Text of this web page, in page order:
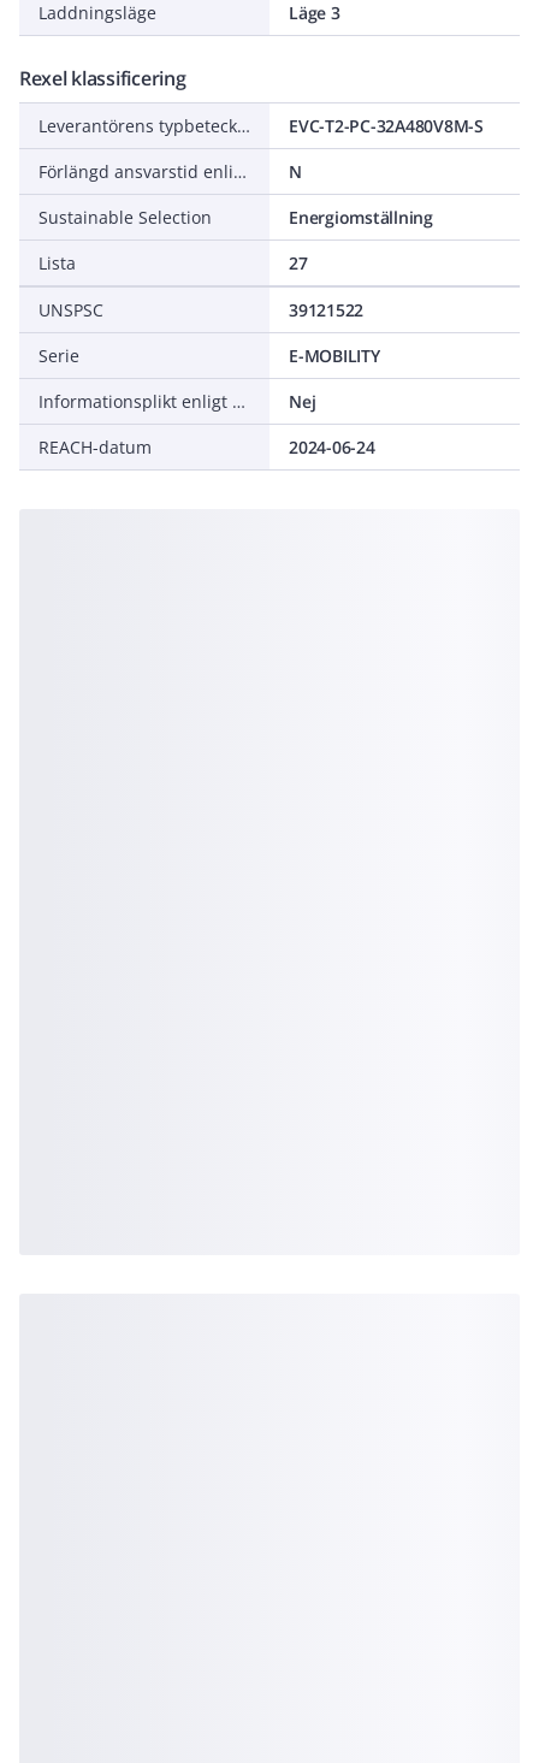
Laddningsläge
Läge 3
Rexel klassificering
Leverantörens typbeteckning
EVC-T2-PC-32A480V8M-S
Förlängd ansvarstid enligt ALEM-09
N
Sustainable Selection
Energiomställning
Lista
27
UNSPSC
39121522
Serie
E-MOBILITY
Informationsplikt enligt REACH
Nej
REACH-datum
2024-06-24